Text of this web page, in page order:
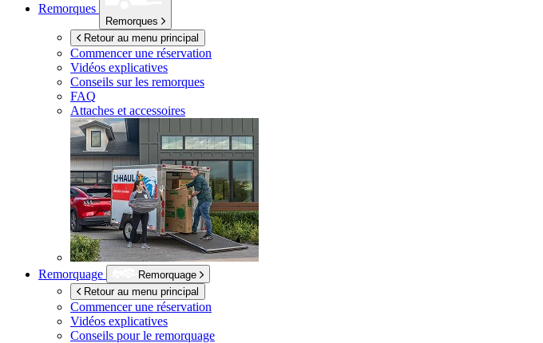
Remorques
Remorques
Retour au menu principal
Commencer une réservation
Vidéos explicatives
Conseils sur les remorques
FAQ
Attaches et accessoires
Remorquage
Remorquage
Retour au menu principal
Commencer une réservation
Vidéos explicatives
Conseils pour le remorquage